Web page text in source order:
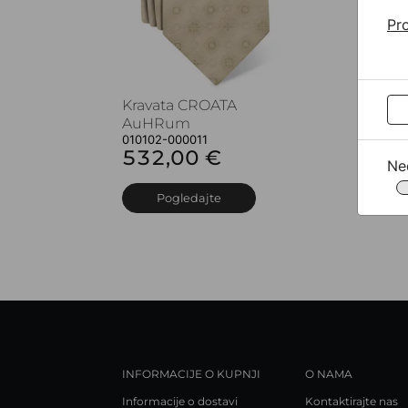
Kravata CROATA
AuHRum
010102-000011
532,00 €
Pogledajte
INFORMACIJE O KUPNJI
Informacije o dostavi
O NAMA
Kontaktirajte nas